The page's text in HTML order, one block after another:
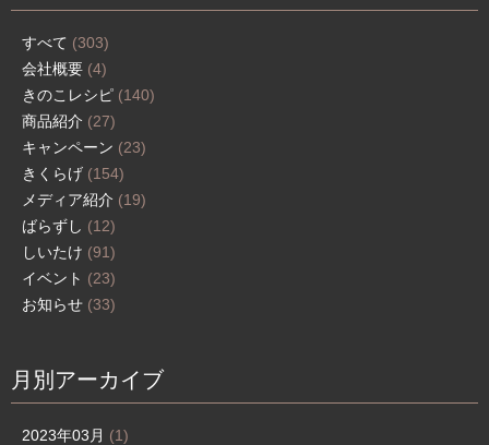
すべて (303)
会社概要 (4)
きのこレシピ (140)
商品紹介 (27)
キャンペーン (23)
きくらげ (154)
メディア紹介 (19)
ばらずし (12)
しいたけ (91)
イベント (23)
お知らせ (33)
月別アーカイブ
2023年03月 (1)